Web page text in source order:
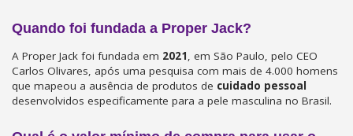
Quando foi fundada a Proper Jack?
A Proper Jack foi fundada em 2021, em São Paulo, pelo CEO
Carlos Olivares, após uma pesquisa com mais de 4.000 homens
que mapeou a ausência de produtos de cuidado pessoal
desenvolvidos especificamente para a pele masculina no Brasil.